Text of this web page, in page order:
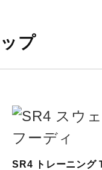
プ
SR4 トレーニング